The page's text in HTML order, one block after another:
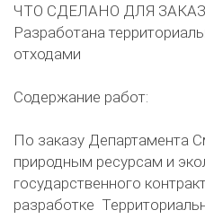
ЧТО СДЕЛАНО ДЛЯ
Разработана
отходами
Содержание работ:
По заказу Департамента
природным ресурсам и
государственного
разработке